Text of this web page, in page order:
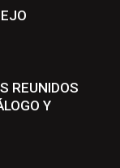
REUNIDOS
Y